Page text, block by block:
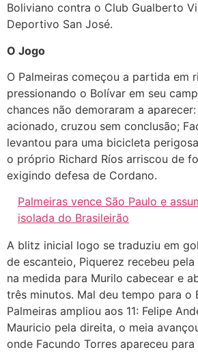
Boliviano contra o Club Gualberto
Deportivo San José.
O Jogo
O Palmeiras começou a partida em
pressionando o Bolívar em seu
chances não demoraram a
acionado, cruzou sem conclusão;
levantou para uma bicicleta
o próprio Richard Ríos arriscou de
exigindo defesa de Cordano.
Palmeiras vence São Paulo e
isolada do Brasileirão
A blitz inicial logo se traduziu em
de escanteio, Piquerez recebeu
na medida para Murilo cabecear e
três minutos. Mal deu tempo para o
Palmeiras ampliou aos 11: Felipe
Mauricio pela direita, o meia
onde Facundo Torres apareceu